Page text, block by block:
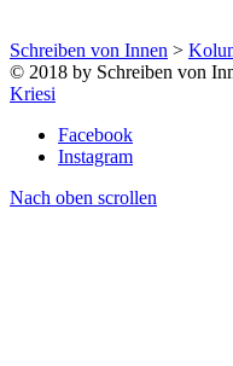
Schreiben von Innen >
© 2018 by Schreiben von
Kriesi
Facebook
Instagram
Nach oben scrollen